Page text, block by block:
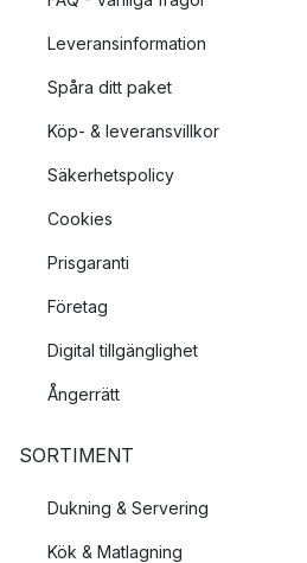
Leveransinformation
Spåra ditt paket
Köp- & leveransvillkor
Säkerhetspolicy
Cookies
Prisgaranti
Företag
Digital tillgänglighet
Ångerrätt
SORTIMENT
Dukning & Servering
Kök & Matlagning